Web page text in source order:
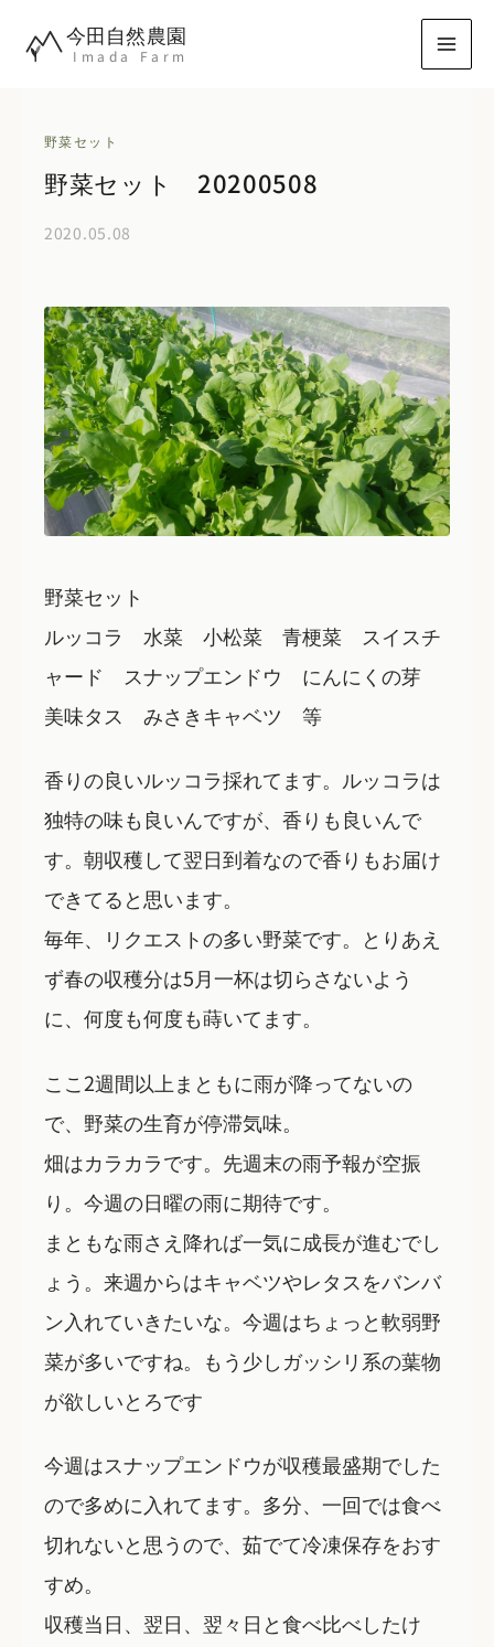
今田自然農園
Imada Farm
野菜セット
野菜セット 20200508
2020.05.08
野菜セット
ルッコラ 水菜 小松菜 青梗菜 スイスチ
ャード スナップエンドウ にんにくの芽
美味タス みさきキャベツ 等
香りの良いルッコラ採れてます。ルッコラは
独特の味も良いんですが、香りも良いんで
す。朝収穫して翌日到着なので香りもお届け
できてると思います。
毎年、リクエストの多い野菜です。とりあえ
ず春の収穫分は5月一杯は切らさないよう
に、何度も何度も蒔いてます。
ここ2週間以上まともに雨が降ってないの
で、野菜の生育が停滞気味。
畑はカラカラです。先週末の雨予報が空振
り。今週の日曜の雨に期待です。
まともな雨さえ降れば一気に成長が進むでし
ょう。来週からはキャベツやレタスをバンバ
ン入れていきたいな。今週はちょっと軟弱野
菜が多いですね。もう少しガッシリ系の葉物
が欲しいとろです
今週はスナップエンドウが収穫最盛期でした
ので多めに入れてます。多分、一回では食べ
切れないと思うので、茹でて冷凍保存をおす
すめ。
収穫当日、翌日、翌々日と食べ比べしたけ